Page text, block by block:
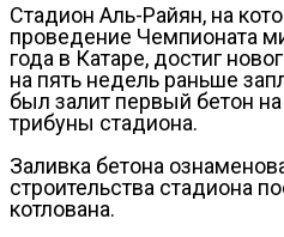
Стадион Аль-Райян, на
проведение Чемпионата
года в Катаре, достиг
на пять недель раньше
был залит первый бетон
трибуны стадиона.
Заливка бетона
строительства стадиона
котлована.